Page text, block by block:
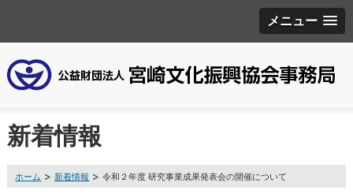
メニュー
新着情報
ホーム 新着情報 令和２年度 研究事業成果発表会の開催について